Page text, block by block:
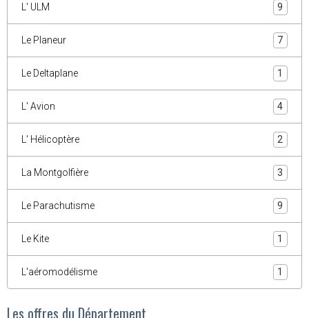
L' ULM 9
Le Planeur 7
Le Deltaplane 1
L' Avion 4
L' Hélicoptère 2
La Montgolfière 3
Le Parachutisme 9
Le Kite 1
L'aéromodélisme 1
Les offres du Département